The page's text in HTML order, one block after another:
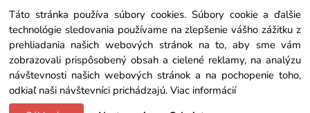
Táto stránka používa súbory cookies. Súbory cookie a ďalšie
technológie sledovania používame na zlepšenie vášho zážitku z
prehliadania našich webových stránok na to, aby sme vám
zobrazovali prispôsobený obsah a cielené reklamy, na analýzu
návštevnosti našich webových stránok a na pochopenie toho,
odkiaľ naši návštevníci prichádzajú. Viac informácií